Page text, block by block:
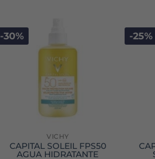
-30%
VICHY
CAPITAL SOLEIL FPS50
AGUA HIDRATANTE
-25%